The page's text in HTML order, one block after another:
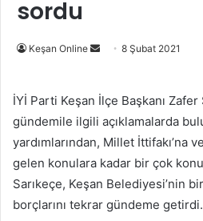
sordu
Keşan Online
Bir
göndermek
8 Şubat 2021
İYİ Parti Keşan İlçe Başkanı Zafer
gündemile ilgili açıklamalarda
yardımlarından, Millet İttifakı’na
gelen konulara kadar bir çok
Sarıkeçe, Keşan Belediyesi’nin
borçlarını tekrar gündeme getirdi.